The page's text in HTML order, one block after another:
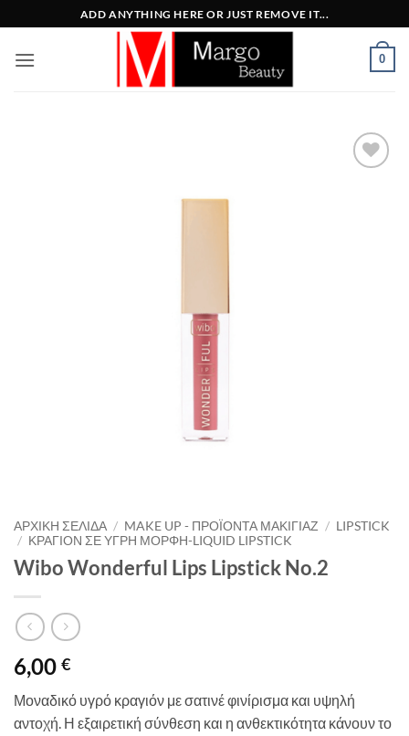
στο
περιεχόμενο
ADD ANYTHING HERE OR JUST REMOVE IT...
0
ΑΡΧΙΚΉ ΣΕΛΊΔΑ / MAKE UP - ΠΡΟΪΌΝΤΑ ΜΑΚΙΓΙΆΖ / LIPSTICK
/ ΚΡΑΓΙΌΝ ΣΕ ΥΓΡΉ ΜΟΡΦΉ-LIQUID LIPSTICK
Wibo Wonderful Lips Lipstick No.2
6,00 €
Μοναδικό υγρό κραγιόν με σατινέ φινίρισμα και υψηλή
αντοχή. Η εξαιρετική σύνθεση και η ανθεκτικότητα κάνουν το